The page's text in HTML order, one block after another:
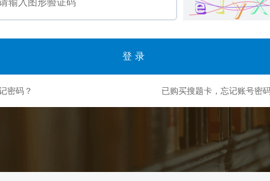
登录
密码？ 已购买搜题卡，忘记账号密